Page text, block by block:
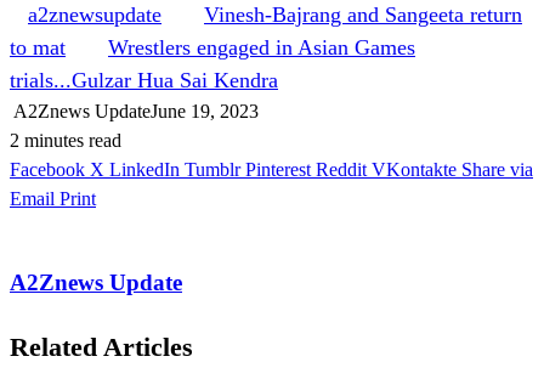
a2znewsupdate
Vinesh-Bajrang and Sangeeta return
to mat
Wrestlers engaged in Asian Games
trials...Gulzar Hua Sai Kendra
A2Znews UpdateJune 19, 2023
2 minutes read
Facebook X LinkedIn Tumblr Pinterest Reddit VKontakte Share via
Email Print
A2Znews Update
Related Articles